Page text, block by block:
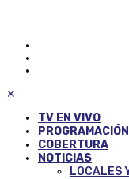
✕
TV EN VIVO
PROGRAMACIÓN
COBERTURA
NOTICIAS
LOCALES